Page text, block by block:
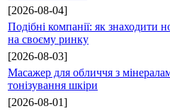
[2026-08-04]
Подібні компанії: як знаходити
на своєму ринку
[2026-08-03]
Масажер для обличчя з
тонізування шкіри
[2026-08-01]